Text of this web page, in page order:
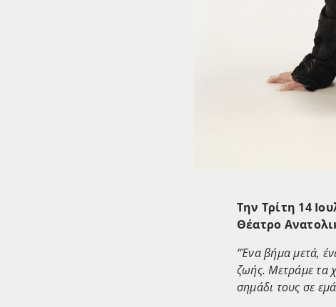
Την Τρίτη 14
Θέατρο
“Ένα βήμα μετά,
ζωής. Μετράμε τα
σημάδι τους σε